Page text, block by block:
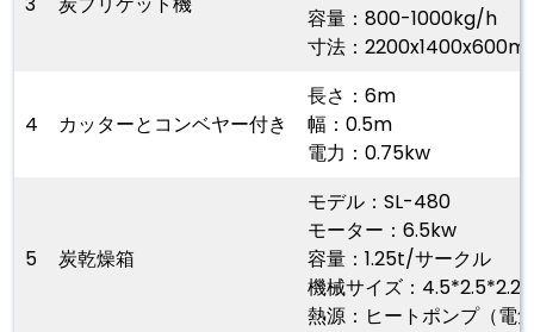
容量：800-1000kg/h
寸法：
4 カッターとコンベヤー付き
長さ：6m
幅：0.5m
電力：0.75kw
5 炭乾燥箱
モデル：SL-480
モーター：6.5kw
容量：1.25t/サークル
機械サイズ：
熱源：ヒートポンプ（電